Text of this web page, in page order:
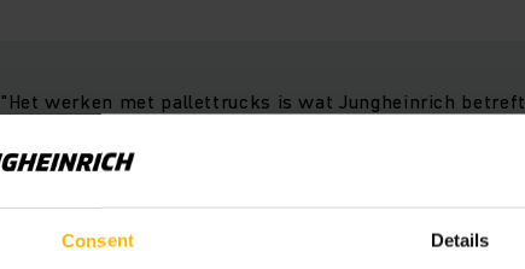
Consent Details
"Het werken met pallettrucks is wat Jungheinrich
225i veel meer bescherming dan de truck met
pallettruck definitief met pensioen. De prestaties van
vormen voor de concurrentie een leuke uitdaging."